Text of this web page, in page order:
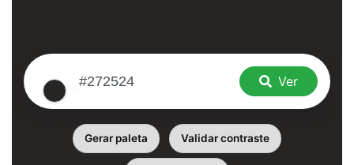
Ver
Gerar paleta Validar contraste